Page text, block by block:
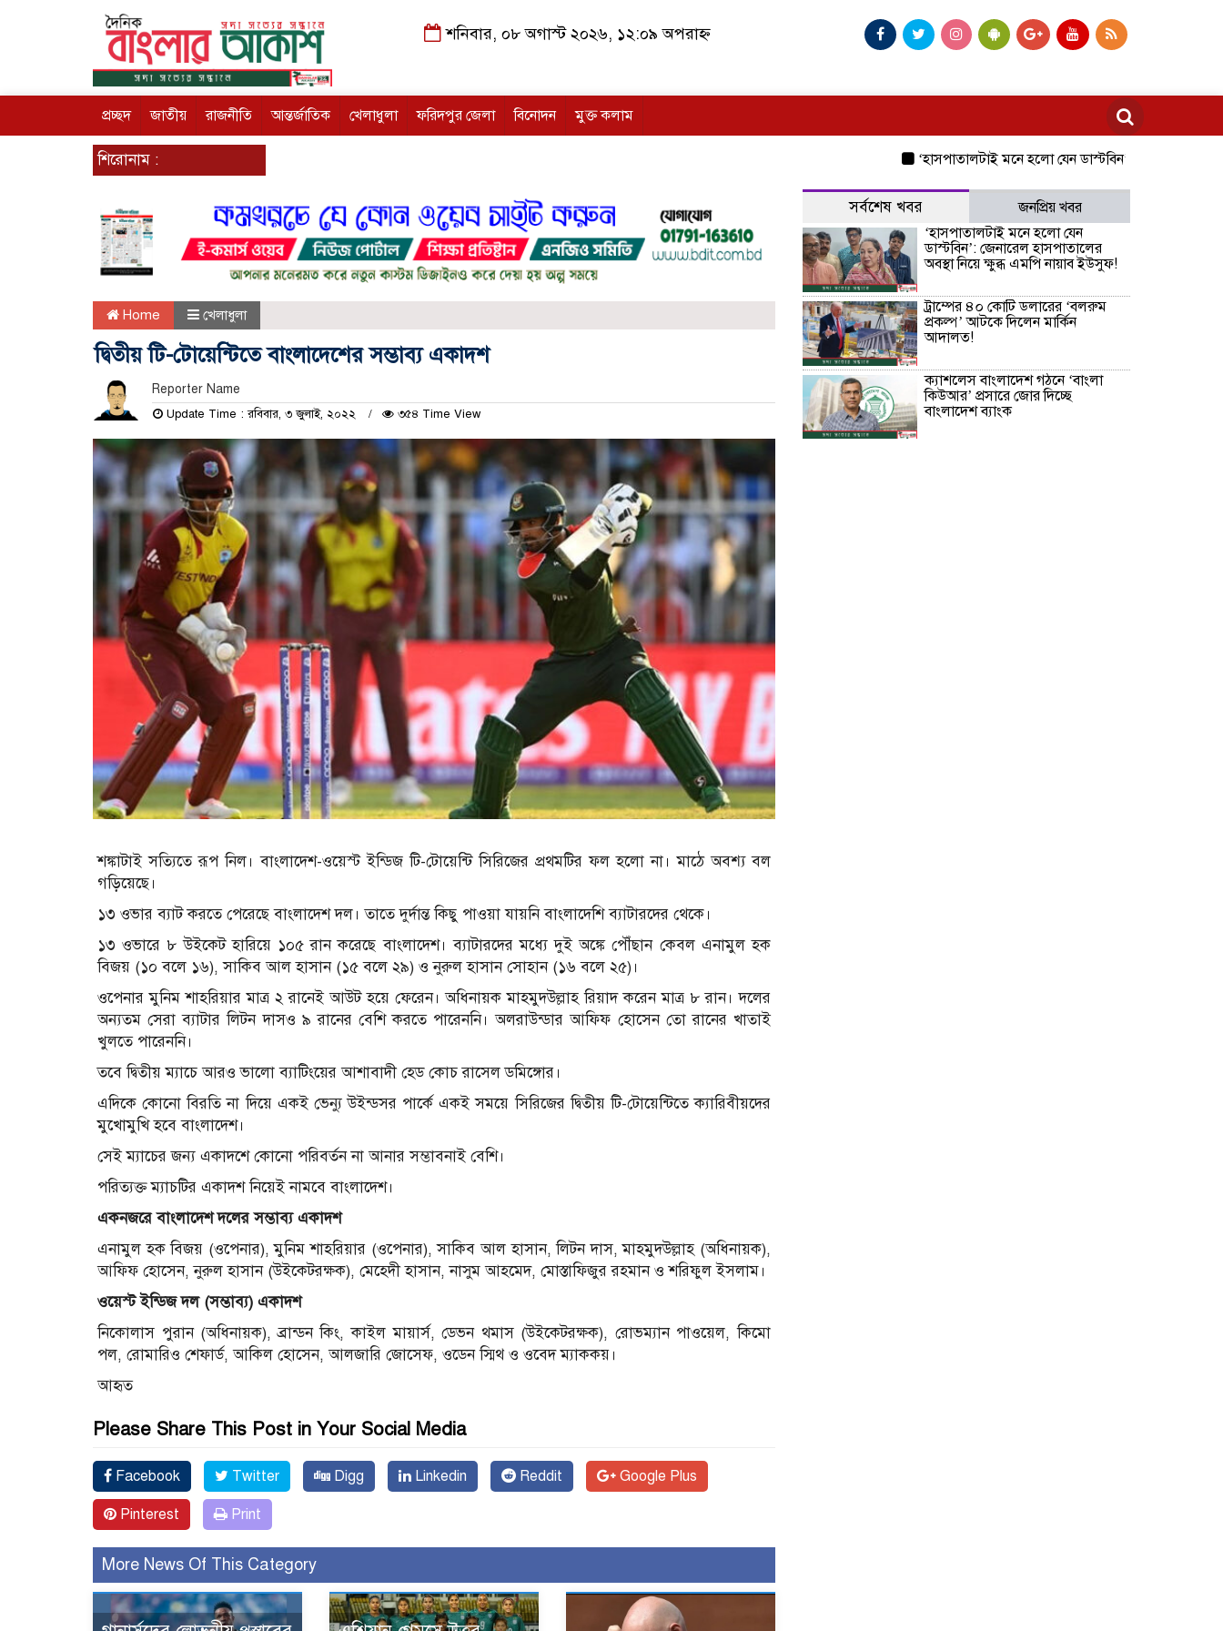
শনিবার, ০৮ অগাস্ট ২০২৬, ১২:০৯ অপরাহ্ন
প্রচ্ছদ জাতীয় রাজনীতি আন্তর্জাতিক খেলাধুলা ফরিদপুর জেলা বিনোদন মুক্ত কলাম
শিরোনাম : ‘হাসপাতালটাই মনে হলো যেন ডাস্টবিন’: জেনারেল
Home খেলাধুলা
দ্বিতীয় টি-টোয়েন্টিতে বাংলাদেশের সম্ভাব্য একাদশ
Reporter Name
Update Time : রবিবার, ৩ জুলাই, ২০২২ ৩৫৪ Time View
শঙ্কাটাই সত্যিতে রূপ নিল। বাংলাদেশ-ওয়েস্ট ইন্ডিজ টি-টোয়েন্টি সিরিজের প্রথমটির ফল হলো না। মাঠে অবশ্য বল
গড়িয়েছে।
১৩ ওভার ব্যাট করতে পেরেছে বাংলাদেশ দল। তাতে দুর্দান্ত কিছু পাওয়া যায়নি বাংলাদেশি ব্যাটারদের থেকে।
১৩ ওভারে ৮ উইকেট হারিয়ে ১০৫ রান করেছে বাংলাদেশ। ব্যাটারদের মধ্যে দুই অঙ্কে পৌঁছান কেবল এনামুল হক
বিজয় (১০ বলে ১৬), সাকিব আল হাসান (১৫ বলে ২৯) ও নুরুল হাসান সোহান (১৬ বলে ২৫)।
ওপেনার মুনিম শাহরিয়ার মাত্র ২ রানেই আউট হয়ে ফেরেন। অধিনায়ক মাহমুদউল্লাহ রিয়াদ করেন মাত্র ৮ রান। দলের
অন্যতম সেরা ব্যাটার লিটন দাসও ৯ রানের বেশি করতে পারেননি। অলরাউন্ডার আফিফ হোসেন তো রানের খাতাই
খুলতে পারেননি।
তবে দ্বিতীয় ম্যাচে আরও ভালো ব্যাটিংয়ের আশাবাদী হেড কোচ রাসেল ডমিঙ্গোর।
এদিকে কোনো বিরতি না দিয়ে একই ভেন্যু উইন্ডসর পার্কে একই সময়ে সিরিজের দ্বিতীয় টি-টোয়েন্টিতে ক্যারিবীয়দের
মুখোমুখি হবে বাংলাদেশ।
সেই ম্যাচের জন্য একাদশে কোনো পরিবর্তন না আনার সম্ভাবনাই বেশি।
পরিত্যক্ত ম্যাচটির একাদশ নিয়েই নামবে বাংলাদেশ।
একনজরেবাংলাদেশদলেরসম্ভাব্যএকাদশ
এনামুল হক বিজয় (ওপেনার), মুনিম শাহরিয়ার (ওপেনার), সাকিব আল হাসান, লিটন দাস, মাহমুদউল্লাহ (অধিনায়ক),
আফিফ হোসেন, নুরুল হাসান (উইকেটরক্ষক), মেহেদী হাসান, নাসুম আহমেদ, মোস্তাফিজুর রহমান ও শরিফুল ইসলাম।
ওয়েস্টইন্ডিজদল (সম্ভাব্য) একাদশ
নিকোলাস পুরান (অধিনায়ক), ব্রান্ডন কিং, কাইল মায়ার্স, ডেভন থমাস (উইকেটরক্ষক), রোভম্যান পাওয়েল, কিমো
পল, রোমারিও শেফার্ড, আকিল হোসেন, আলজারি জোসেফ, ওডেন স্মিথ ও ওবেদ ম্যাককয়।
আহৃত
Please Share This Post in Your Social Media
Facebook Twitter Digg Linkedin Reddit Google Plus
Pinterest Print
More News Of This Category
সর্বশেষ খবর
জনপ্রিয় খবর
‘হাসপাতালটাই মনে হলো যেন
ডাস্টবিন’: জেনারেল হাসপাতালের
অবস্থা নিয়ে ক্ষুব্ধ এমপি নায়াব ইউসুফ!
ট্রাম্পের ৪০ কোটি ডলারের ‘বলরুম
প্রকল্প’ আটকে দিলেন মার্কিন
আদালত!
ক্যাশলেস বাংলাদেশ গঠনে ‘বাংলা
কিউআর’ প্রসারে জোর দিচ্ছে
বাংলাদেশ ব্যাংক